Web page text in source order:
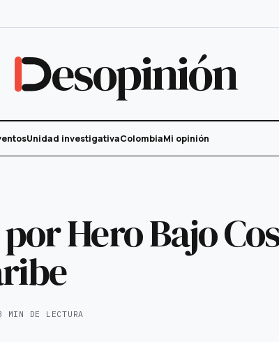
esopinión
Unidad investigativaColombiaMi opinión
Hero Bajo
MIN DE LECTURA